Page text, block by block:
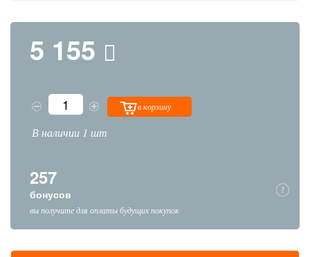
5 155
в корзину
В наличии 1 шт
257
бонусов
вы получите для оплаты будущих покупок